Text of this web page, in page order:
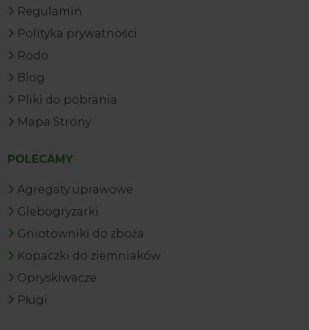
Regulamin
Polityka prywatności
Rodo
Blog
Pliki do pobrania
Mapa Strony
POLECAMY
Agregaty uprawowe
Glebogryzarki
Gniotowniki do zboża
Kopaczki do ziemniaków
Opryskiwacze
Pługi